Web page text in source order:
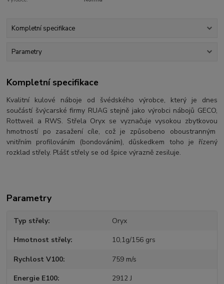
Kompletní specifikace
Parametry
Kompletní specifikace
Kvalitní kulové náboje od švédského výrobce, který je dnes
součástí švýcarské firmy RUAG stejně jako výrobci nábojů GECO,
Rottweil a RWS. Střela Oryx se vyznačuje vysokou zbytkovou
hmotností po zasažení cíle, což je způsobeno oboustranným
vnitřním profilováním (bondováním), důskedkem toho je řízený
rozklad střely. Plášť střely se od špice výrazně zesiluje.
Parametry
Typ střely Oryx
Hmotnost střely 10,1g/156 grs
Rychlost V100 759 m/s
Energie E100 2912 J